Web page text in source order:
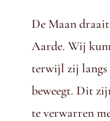
De Maan draait
Aarde. Wij
terwijl zij langs
beweegt. Dit
te verwarren